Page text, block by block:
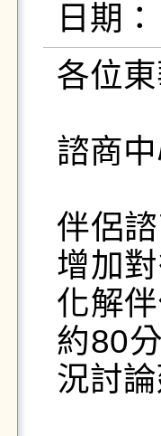
各位
諮商
伴侶
增加
化解
約80
況討論